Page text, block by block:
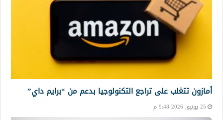
أمازون تتغلب على تراجع التكنولوجيا بدعم من “برايم داي”
25 يونيو, 2026 9:48 م